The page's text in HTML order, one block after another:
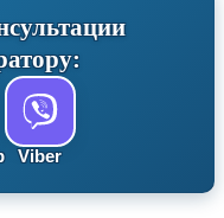
Viber